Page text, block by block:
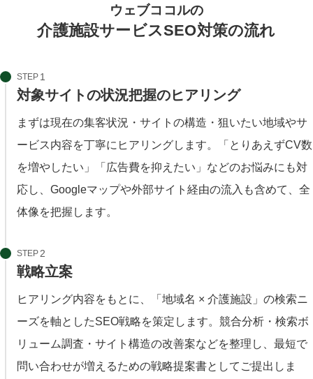
ウェブココルの
介護施設サービスSEO対策の流れ
STEP
対象サイトの状況把握のヒアリング
まずは現在の集客状況・サイトの構造・狙いたい地域やサ
ービス内容を丁寧にヒアリングします。「とりあえずCV数
を増やしたい」「広告費を抑えたい」などのお悩みにも対
応し、Googleマップや外部サイト経由の流入も含めて、全
体像を把握します。
STEP
戦略立案
ヒアリング内容をもとに、「地域名 × 介護施設」の検索ニ
ーズを軸としたSEO戦略を策定します。競合分析・検索ボ
リューム調査・サイト構造の改善案などを整理し、最短で
問い合わせが増えるための戦略提案書としてご提出しま